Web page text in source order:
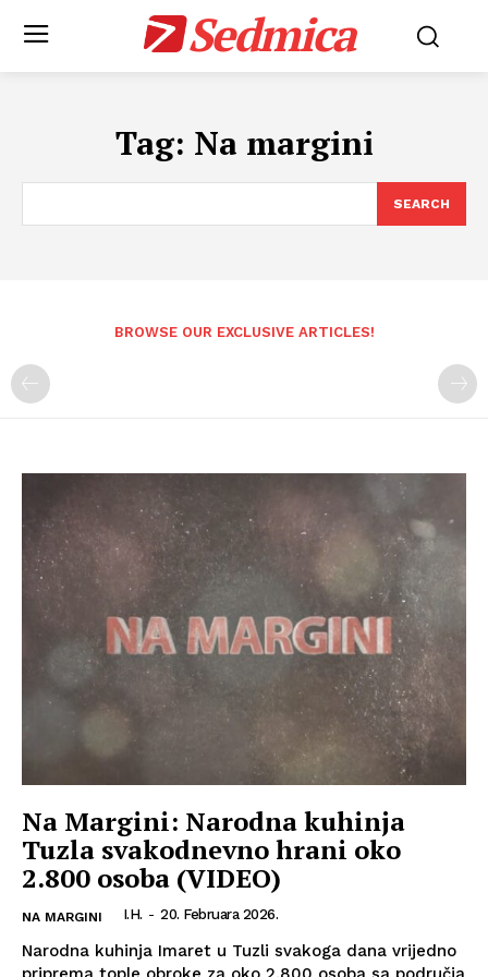
Sedmica
Tag: Na margini
SEARCH
BROWSE OUR EXCLUSIVE ARTICLES!
Na Margini: Narodna kuhinja
Tuzla svakodnevno hrani oko
2.800 osoba (VIDEO)
NA MARGINI I.H. - 20. Februara 2026.
Narodna kuhinja Imaret u Tuzli svakoga dana vrijedno